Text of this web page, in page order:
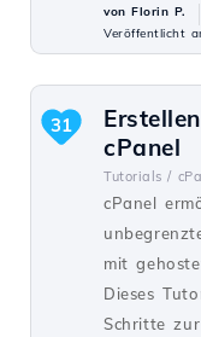
von Florin P.
Veröffentlicht
cPanel
Tutorials /
cPanel
mit
Dieses
Schritte
31